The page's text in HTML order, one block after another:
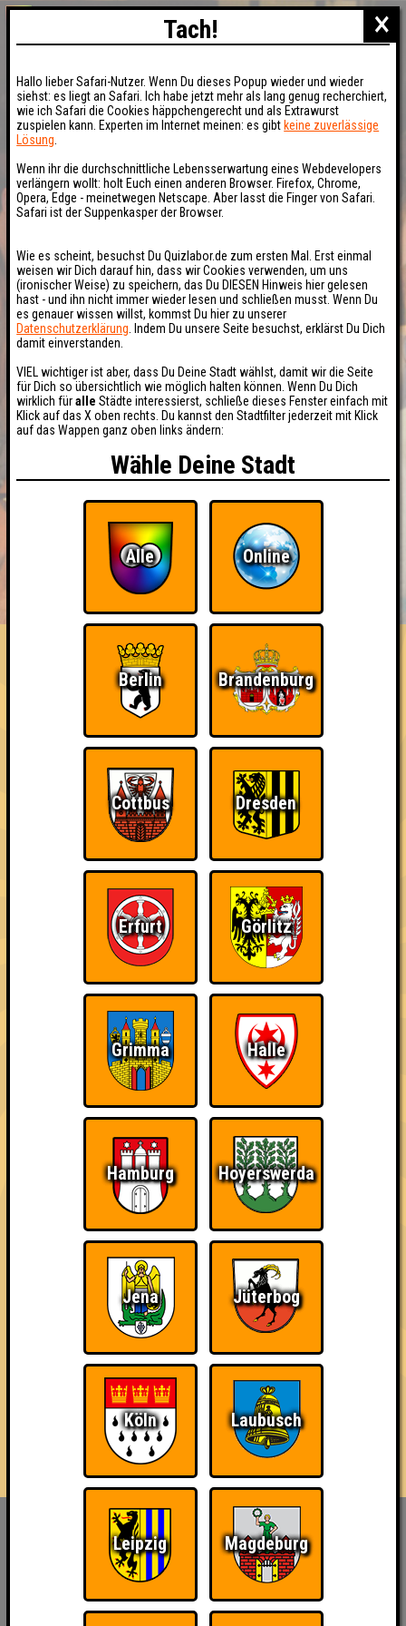
HIGHSCORE RESERVIERUNG
FAQ ÜBER UNS
Da-Da Da! Da-Da Da!
Nehmt an 500 Quizlaboren teil
~ Noch nicht erreicht ~
04.09.2025vonohne Smartphone aufgeschmissen
Inhaber & Geschäftsführer:
Georg Martin // Quizlabor
Sandower Straße 56
info@quizlabor.de
×
Tach!
Hallo lieber Safari-Nutzer. Wenn Du dieses Popup wieder und wieder
siehst: es liegt an Safari. Ich habe jetzt mehr als lang genug recherchiert,
wie ich Safari die Cookies häppchengerecht und als Extrawurst
zuspielen kann. Experten im Internet meinen: es gibt keine zuverlässige
Lösung
Wenn ihr die durchschnittliche Lebensserwartung eines Webdevelopers
verlängern wollt: holt Euch einen anderen Browser. Firefox, Chrome,
Opera, Edge - meinetwegen Netscape. Aber lasst die Finger von Safari.
Safari ist der Suppenkasper der Browser.
Wie es scheint, besuchst Du Quizlabor.de zum ersten Mal. Erst einmal
weisen wir Dich darauf hin, dass wir Cookies verwenden, um uns
(ironischer Weise) zu speichern, das Du DIESEN Hinweis hier gelesen
hast - und ihn nicht immer wieder lesen und schließen musst. Wenn Du
es genauer wissen willst, kommst Du hier zu unserer
Datenschutzerklärung . Indem Du unsere Seite besuchst, erklärst Du Dich
damit einverstanden.
VIEL wichtiger ist aber, dass Du Deine Stadt wählst, damit wir die Seite
für Dich so übersichtlich wie möglich halten können. Wenn Du Dich
wirklich füralle Städte interessierst, schließe dieses Fenster einfach mit
Klick auf das X oben rechts. Du kannst den Stadtfilter jederzeit mit Klick
auf das Wappen ganz oben links ändern:
Wähle Deine Stadt
Alle Online
Berlin Brandenburg
Cottbus Dresden
Erfurt Görlitz
Grimma Halle
Hamburg Hoyerswerda
Jena Jüterbog
Köln Laubusch
Leipzig Magdeburg